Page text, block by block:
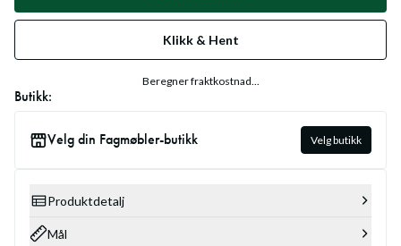
Klikk & Hent
Beregner fraktkostnad...
Butikk:
Velg din Fagmøbler-butikk Velg butikk
Produktdetalj
Mål